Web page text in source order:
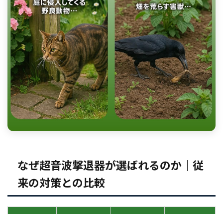
なぜ超音波撃退器が選ばれるのか｜従
来の対策との比較